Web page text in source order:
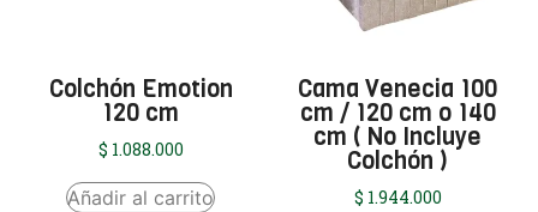
Colchón Emotion
120 cm
$ 1.088.000
Añadir al carrito
Cama Venecia 100
cm / 120 cm o 140
cm ( No Incluye
Colchón )
$ 1.944.000